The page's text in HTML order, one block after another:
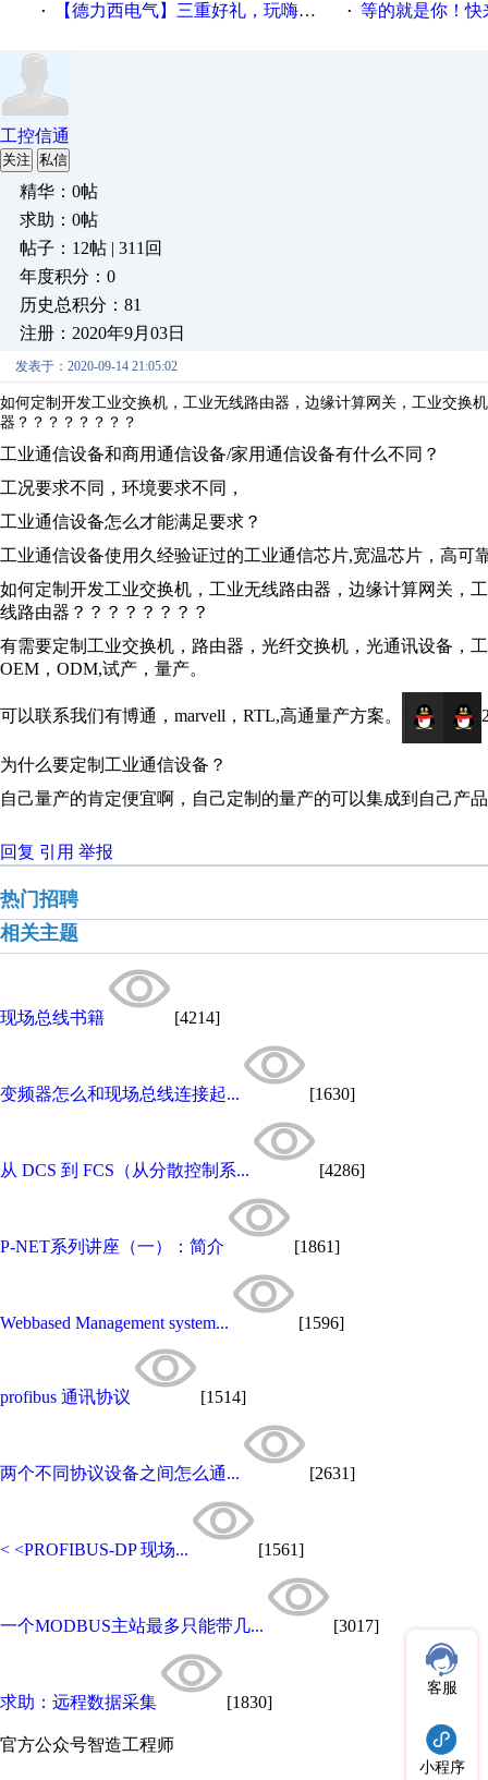
· 【德力西电气】三重好礼，玩嗨夏日！ · 等的就是你！快来
工控信通
关注 私信
精华：0帖
求助：0帖
帖子：12帖 | 311回
年度积分：0
历史总积分：81
注册：2020年9月03日
发表于：2020-09-14 21:05:02
如何定制开发工业交换机，工业无线路由器，边缘计算网关，工业交换
器？？？？？？？？
工业通信设备和商用通信设备/家用通信设备有什么不同？
工况要求不同，环境要求不同，
工业通信设备怎么才能满足要求？
工业通信设备使用久经验证过的工业通信芯片,宽温芯片，高可
如何定制开发工业交换机，工业无线路由器，边缘计算网关，
线路由器？？？？？？？？
有需要定制工业交换机，路由器，光纤交换机，光通讯设备，
OEM，ODM,试产，量产。
可以联系我们有博通，marvell，RTL,高通量产方案。
为什么要定制工业通信设备？
自己量产的肯定便宜啊，自己定制的量产的可以集成到自己产
回复 引用 举报
热门招聘
相关主题
现场总线书籍 [4214]
变频器怎么和现场总线连接起... [1630]
从 DCS 到 FCS（从分散控制系... [4286]
P-NET系列讲座（一）：简介 [1861]
Webbased Management system... [1596]
profibus 通讯协议 [1514]
两个不同协议设备之间怎么通... [2631]
< <PROFIBUS-DP 现场... [1561]
一个MODBUS主站最多只能带几... [3017]
求助：远程数据采集 [1830]
官方公众号智造工程师
客服
小程序